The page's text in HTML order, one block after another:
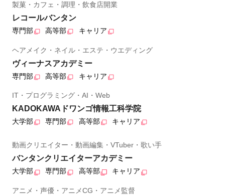
製菓・カフェ・調理・飲食店開業
レコールバンタン
専門部 高等部 キャリア
ヘアメイク・ネイル・エステ・ウエディング
ヴィーナスアカデミー
専門部 高等部 キャリア
IT・プログラミング・AI・Web
KADOKAWAドワンゴ情報工科学院
大学部 専門部 高等部 キャリア
動画クリエイター・動画編集・VTuber・歌い手
バンタンクリエイターアカデミー
大学部 専門部 高等部 キャリア
アニメ・声優・アニメCG・アニメ監督